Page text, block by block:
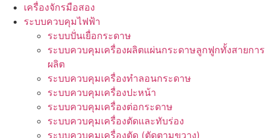
เครื่องจักรมือสอง
ระบบควบคุมไฟฟ้า
ระบบปั่นเยื่อกระดาษ
ระบบควบคุมเครื่องผลิตแผ่นกระดาษลูกฟูกทั้งสายการ
ผลิต
ระบบควบคุมเครื่องทำลอนกระดาษ
ระบบควบคุมเครื่องปะหน้า
ระบบควบคุมเครื่องต่อกระดาษ
ระบบควบคุมเครื่องตัดและทับร่อง
ระบบควบคุมเครื่องตัด (ตัดตามขวาง)